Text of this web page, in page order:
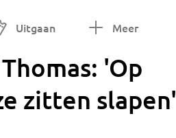
Uitgaan Meer
'Op
zitten slapen'